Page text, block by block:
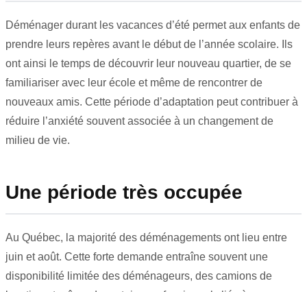
Déménager durant les vacances d’été permet aux enfants de
prendre leurs repères avant le début de l’année scolaire. Ils
ont ainsi le temps de découvrir leur nouveau quartier, de se
familiariser avec leur école et même de rencontrer de
nouveaux amis. Cette période d’adaptation peut contribuer à
réduire l’anxiété souvent associée à un changement de
milieu de vie.
Une période très occupée
Au Québec, la majorité des déménagements ont lieu entre
juin et août. Cette forte demande entraîne souvent une
disponibilité limitée des déménageurs, des camions de